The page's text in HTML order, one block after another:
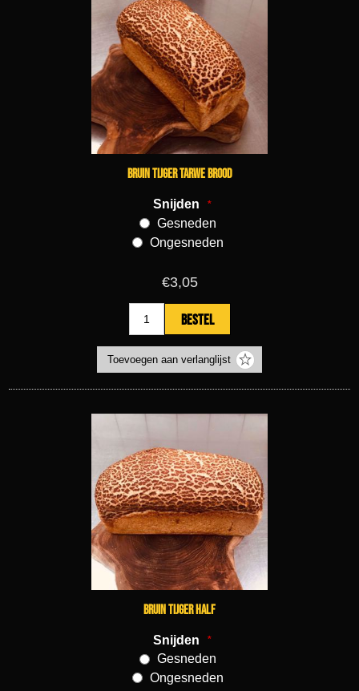
Bruin tijger tarwe brood
Snijden *
Gesneden
Ongesneden
€3,05
Bruin tijger half
Snijden *
Gesneden
Ongesneden